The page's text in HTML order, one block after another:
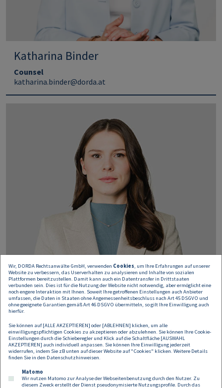
Katharina Binder
Counsel
katharina.binder@dorda.at
Nicol Sator
Rechtsanwältin
nicol.sator@dorda.at
Wir, DORDA Rechtsanwälte GmbH, verwenden Cookies, um Ihre Erfahrungen auf unserer
Website zu verbessern, das Userverhalten zu analysieren und Inhalte von sozialen
Plattformen bereitzustellen. Damit kann auch ein Datentransfer in Drittstaaten
verbunden sein. Dies ist für die Nutzung der Website nicht notwendig, aber ermöglicht eine
noch engere Interaktion mit Ihnen. Soweit Ihre getroffenen Einstellungen auch Anbieter
umfassen, die Daten in Staaten ohne Angemessenheitsbeschluss nach Art 45 DSGVO und
ohne geeignete Garantien gemäß Art 46 DSGVO übermitteln, so gilt Ihre Einwilligung auch
hierfür.
Sie können auf [ALLE AKZEPTIEREN] oder [ABLEHNEN] klicken, um alle
einwilligungspflichtigen Cookies zu akzeptieren oder abzulehnen. Sie können Ihre Cookie-
Einstellungen durch die Schieberegler und Klick auf die Schaltfläche [AUSWAHL
AKZEPTIEREN] auch individuell anpassen. Sie können Ihre Einwilligung jederzeit
widerrufen, indem Sie zB unten auf dieser Website auf "Cookies" klicken. Weitere Details
finden Sie in den Datenschutzhinweisen.
Matomo
Wir nutzen Matomo zur Analyse der Webseitenbenutzung durch den Nutzer. Zu
diesem Zweck erstellt der Dienst pseudonymisierte Nutzungsprofile. Durch das